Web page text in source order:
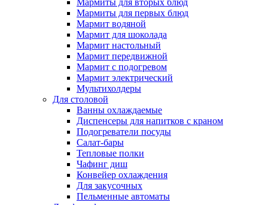
Мармиты для вторых блюд
Мармиты для первых блюд
Мармит водяной
Мармит для шоколада
Мармит настольный
Мармит передвижной
Мармит с подогревом
Мармит электрический
Мультихолдеры
Для столовой
Ванны охлаждаемые
Диспенсеры для напитков с краном
Подогреватели посуды
Салат-бары
Тепловые полки
Чафинг диш
Конвейер охлаждения
Для закусочных
Пельменные автоматы